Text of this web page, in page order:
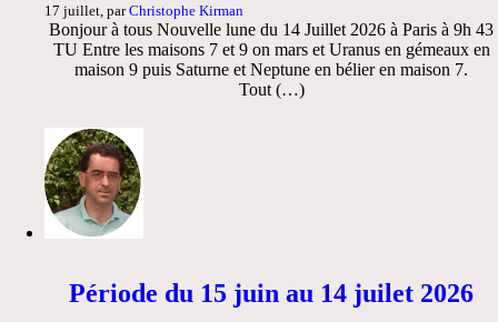
17 juillet, parChristophe Kirman
Bonjour à tous Nouvelle lune du 14 Juillet 2026 à Paris à 9h 43
TU Entre les maisons 7 et 9 on mars et Uranus en gémeaux en
maison 9 puis Saturne et Neptune en bélier en maison 7.
Tout (…)
Période du 15 juin au 14 juilet 2026